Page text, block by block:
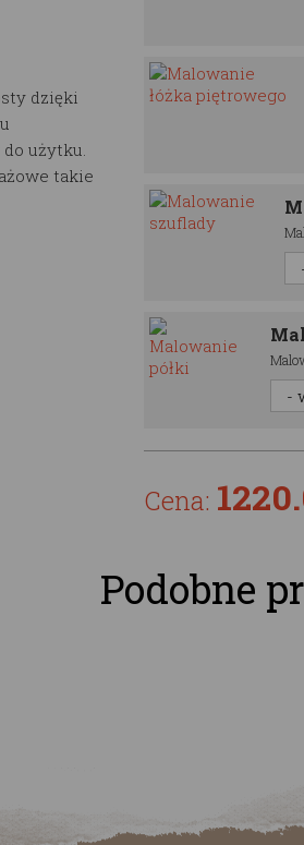
dzięki
użytku.
takie
Cena:
Podobne